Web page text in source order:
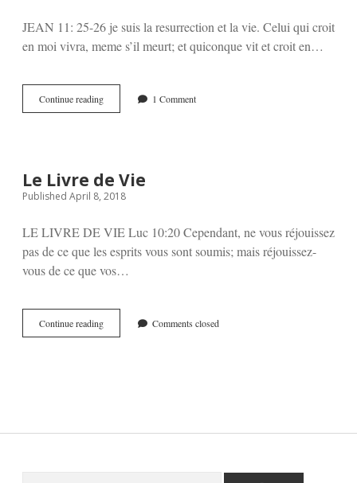
JEAN 11: 25-26 je suis la resurrection et la vie. Celui qui croit
en moi vivra, meme s’il meurt; et quiconque vit et croit en…
Continue readingL’esperance
de
1 Comment
Le Livre de Vie
Published April 8, 2018
LE LIVRE DE VIE Luc 10:20 Cependant, ne vous réjouissez
pas de ce que les esprits vous sont soumis; mais réjouissez-
vous de ce que vos…
Continue readingLe
Livre
Comments closed